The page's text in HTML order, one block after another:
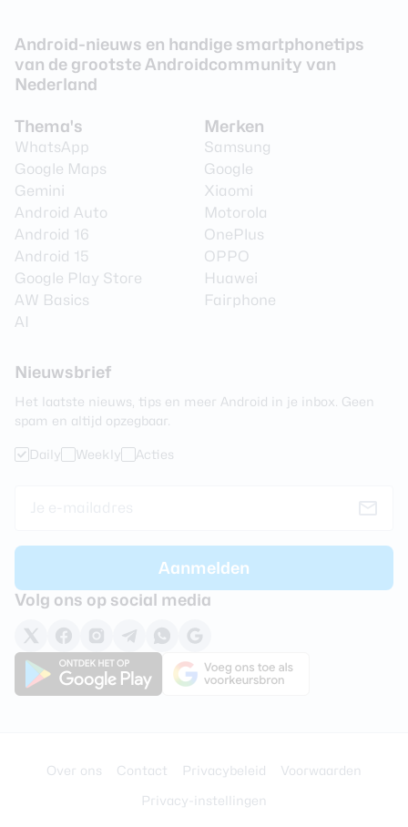
Videoresolutie 3840 x 2160 (4K)
Video Framerate
Flitstype Dual LED
Camera 2 - Type lens Groothoeklens
Camera 2 - Aantal
50 MP
Camera 2 - Diafragma
Camera 2 -
Beeldstabilisatie
Nee
Camera voorkant
Camera 1 - Autofocus Nee
Audio
3,5 mm hoofdtelefoon
aansluiting
Nee
Android-nieuws en handige smartphonetips
van de grootste Androidcommunity van
Nederland
Thema's
WhatsApp
Google Maps
Gemini
Android Auto
Android 16
Android 15
Google Play Store
AW Basics
AI
Merken
Samsung
Google
Xiaomi
Motorola
OnePlus
OPPO
Huawei
Fairphone
Nieuwsbrief
Het laatste nieuws, tips en meer Android in je inbox. Geen
spam en altijd opzegbaar.
Daily Weekly Acties
Volg ons op social media
Over ons Contact Privacybeleid
Voorwaarden
Privacy-instellingen